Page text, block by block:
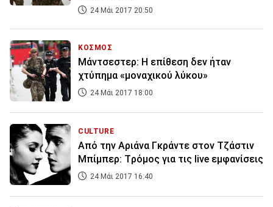
24 Μάι 2017 20:50
ΚΟΣΜΟΣ
Μάντσεστερ: Η επίθεση δεν ήταν
χτύπημα «μοναχικού λύκου»
24 Μάι 2017 18:00
CULTURE
Από την Αριάνα Γκράντε στον Τζάστιν
Μπίμπερ: Tρόμος για τις live εμφανίσεις
24 Μάι 2017 16:40